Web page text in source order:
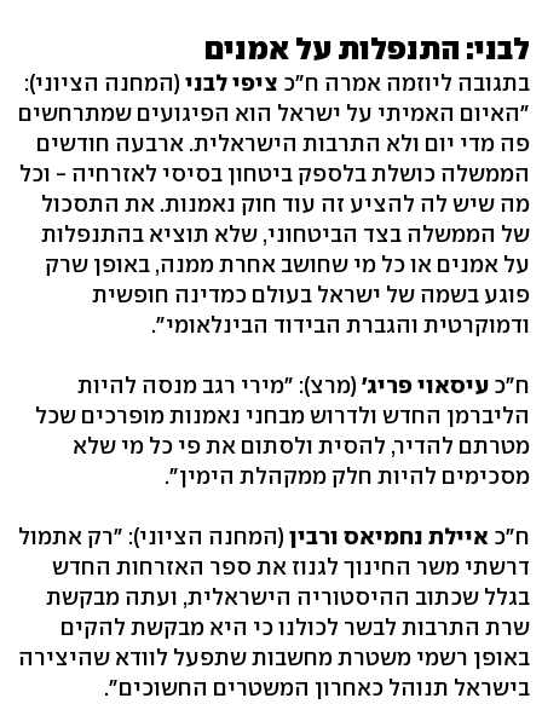
לבני: התנפלות על אמנים
בתגובה ליוזמה אמרה ח"כ ציפי לבני (המחנה הציוני):
"האיום האמיתי על ישראל הוא הפיגועים שמתרחשים
פה מדי יום ולא התרבות הישראלית. ארבעה חודשים
הממשלה כושלת בלספק ביטחון בסיסי לאזרחיה - וכל
מה שיש לה להציע זה עוד חוק נאמנות. את התסכול
של הממשלה בצד הביטחוני, שלא תוציא בהתנפלות
על אמנים או כל מי שחושב אחרת ממנה, באופן שרק
פוגע בשמה של ישראל בעולם כמדינה חופשית
ודמוקרטית והגברת הבידוד הבינלאומי".
ח"כ עיסאוי פריג' (מרצ): "מירי רגב מנסה להיות
הליברמן החדש ולדרוש מבחני נאמנות מופרכים שכל
מטרתם להדיר, להסית ולסתום את פי כל מי שלא
מסכימים להיות חלק ממקהלת הימין".
ח"כ איילת נחמיאס ורבין (המחנה הציוני): "רק אתמול
דרשתי משר החינוך לגנוז את ספר האזרחות החדש
בגלל שכתוב ההיסטוריה הישראלית, ועתה מבקשת
שרת התרבות לבשר לכולנו כי היא מבקשת להקים
באופן רשמי משטרת מחשבות שתפעל לוודא שהיצירה
בישראל תנוהל כאחרון המשטרים החשוכים".